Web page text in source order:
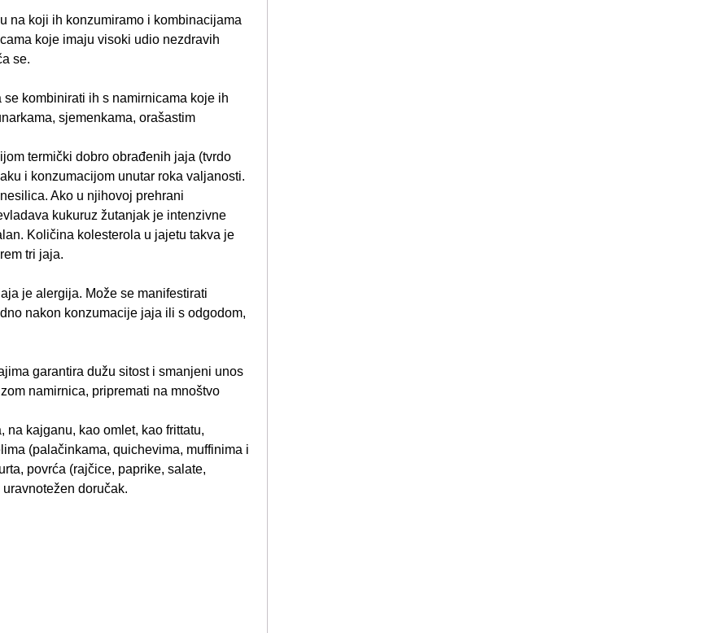
na koji ih konzumiramo i kombinacijama
koje imaju visoki udio nezdravih
se.
kombinirati ih s namirnicama koje ih
sjemenkama, orašastim
termički dobro obrađenih jaja (tvrdo
i konzumacijom unutar roka valjanosti.
Ako u njihovoj prehrani
kukuruz žutanjak je intenzivne
Količina kolesterola u jajetu takva je
tri jaja.
je alergija. Može se manifestirati
nakon konzumacije jaja ili s odgodom,
garantira dužu sitost i smanjeni unos
namirnica, pripremati na mnoštvo
kajganu, kao omlet, kao frittatu,
(palačinkama, quichevima, muffinima i
povrća (rajčice, paprike, salate,
doručak.